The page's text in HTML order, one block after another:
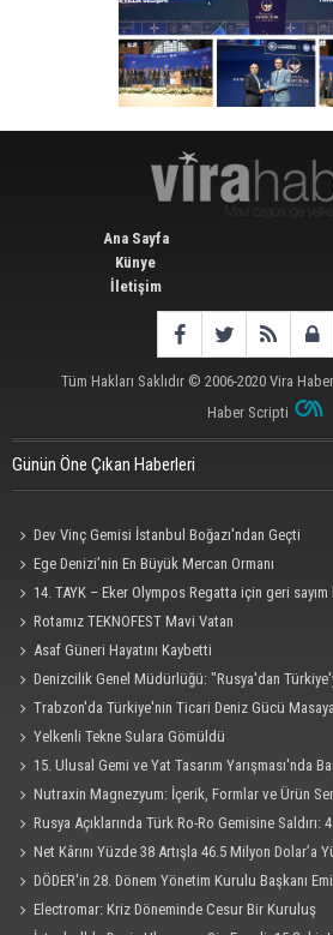
Ana Sayfa
Künye
İletişim
Tüm Hakları Saklıdır © 2006-2020 Vira Haber
Haber Scripti
Günün Öne Çıkan Haberleri
Dev Vinç Gemisi İstanbul Boğazı'ndan Geçti
Ege Denizi’nin En Büyük Mercan Ormanı
14. TAYK – Eker Olympos Regatta için geri sayım
Rotamız TEKNOFEST Mavi Vatan
Asaf Güneri Hayatını Kaybetti
Denizcilik Genel Müdürlüğü: "Rusya'dan
Saldırısına Uğradı"
Trabzon'da Türkiye'nin Ticari Deniz Gücü Masaya
Yelkenli Tekne Sulara Gömüldü
15. Ulusal Gemi ve Yat Tasarım Yarışması'nda
Uzatıldı
Nutraxin Magnezyum: İçerik, Formlar ve Ürün
Rusya Açıklarında Türk Ro-Ro Gemisine Saldırı: 4
Net Kârını Yüzde 38 Artışla 46.5 Milyon Dolar’a
DÖDER'in 28. Dönem Yönetim Kurulu Başkanı
Electromar: Kriz Döneminde Cesur Bir Kuruluş